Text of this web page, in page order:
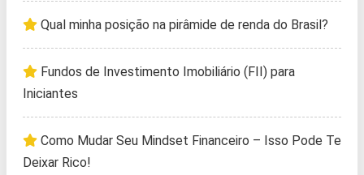
Qual minha posição na pirâmide de renda do Brasil?
Fundos de Investimento Imobiliário (FII) para
Iniciantes
Como Mudar Seu Mindset Financeiro – Isso Pode Te
Deixar Rico!